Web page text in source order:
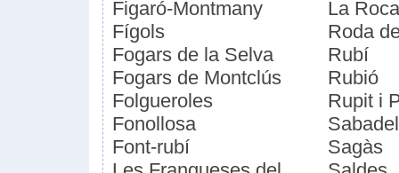
Figaró-Montmany
Fígols
Fogars de la Selva
Fogars de Montclús
Folgueroles
Fonollosa
Font-rubí
La
Roda
Rubí
Rubió
Rupit i
Sagàs